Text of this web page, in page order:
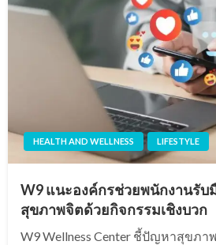
HEALTH AND WELLNESS LIFESTYLE
W9 แนะองค์กรช่วยพนักงานรั
สุขภาพจิตด้วยกิจกรรมเชิงบวก
W9 Wellness Center ชี้ปัญหาสุขภา